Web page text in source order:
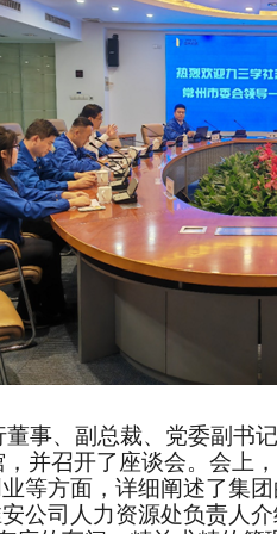
事、副总裁、党委副书
并召开了座谈会。会上
等方面，详细阐述了集
公司人力资源处负责人